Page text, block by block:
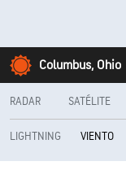
Columbus, Ohio
RADAR SATÉLITE
LIGHTNING VIENTO